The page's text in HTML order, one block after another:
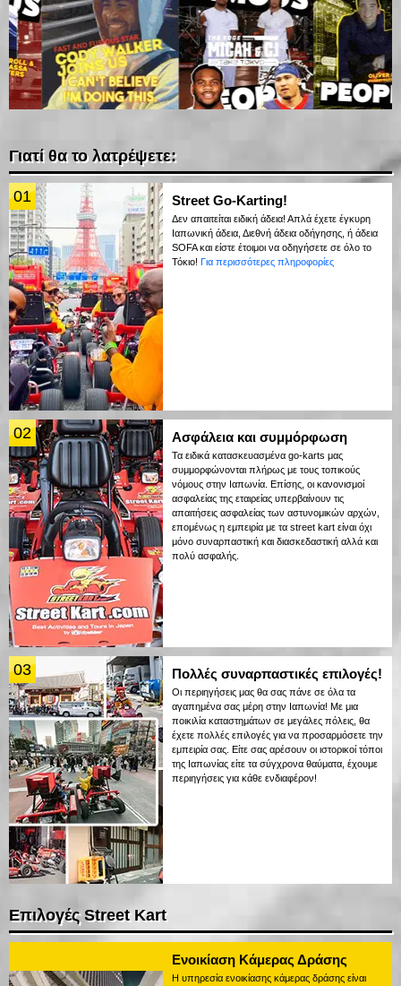
Γιατί θα το λατρέψετε:
01 Street Go-Karting!
Δεν απαιτείται ειδική άδεια! Απλά έχετε έγκυρη
Ιαπωνική άδεια, Διεθνή άδεια οδήγησης, ή άδεια
SOFA και είστε έτοιμοι να οδηγήσετε σε όλο το
Τόκιο! Για περισσότερες πληροφορίες
02 Ασφάλεια και συμμόρφωση
Τα ειδικά κατασκευασμένα go-karts μας
συμμορφώνονται πλήρως με τους τοπικούς
νόμους στην Ιαπωνία. Επίσης, οι κανονισμοί
ασφαλείας της εταιρείας υπερβαίνουν τις
απαιτήσεις ασφαλείας των αστυνομικών αρχών,
επομένως η εμπειρία με τα street kart είναι όχι
μόνο συναρπαστική και διασκεδαστική αλλά και
πολύ ασφαλής.
03 Πολλές συναρπαστικές επιλογές!
Οι περιηγήσεις μας θα σας πάνε σε όλα τα
αγαπημένα σας μέρη στην Ιαπωνία! Με μια
ποικιλία καταστημάτων σε μεγάλες πόλεις, θα
έχετε πολλές επιλογές για να προσαρμόσετε την
εμπειρία σας. Είτε σας αρέσουν οι ιστορικοί τόποι
της Ιαπωνίας είτε τα σύγχρονα θαύματα, έχουμε
περιηγήσεις για κάθε ενδιαφέρον!
Επιλογές Street Kart
Ενοικίαση Κάμερας Δράσης
Η υπηρεσία ενοικίασης κάμερας δράσης είναι